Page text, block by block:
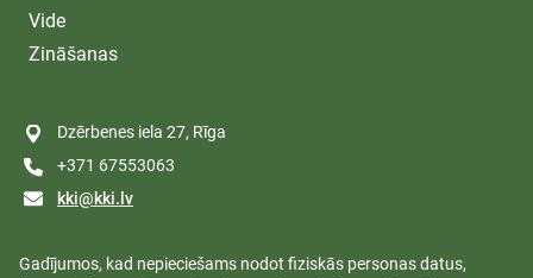
Vide
Zināšanas
Dzērbenes iela 27, Rīga
+371 67553063
kki@kki.lv
Gadījumos, kad nepieciešams nodot fiziskās personas datus,